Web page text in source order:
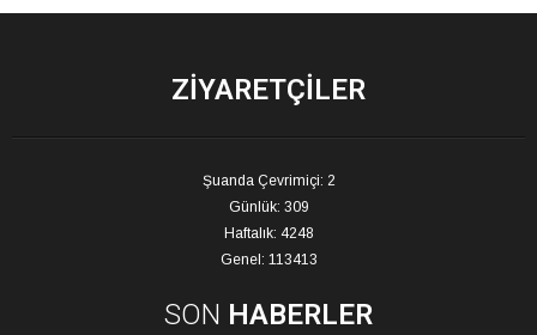
ZIYARETÇILER
Şuanda Çevrimiçi: 2
Günlük: 309
Haftalık: 4248
Genel: 113413
SON HABERLER